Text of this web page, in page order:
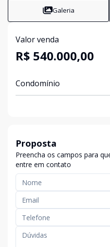
Galeria
Valor venda
R$ 540.000,00
Condomínio
Proposta
Preencha os campos para
entre em contato